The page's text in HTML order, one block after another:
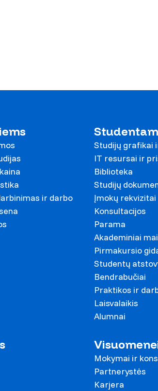
ir darbo
Studijų grafikai
IT resursai ir
Biblioteka
Studijų
Įmokų rekvizitai
Konsultacijos
Parama
Akademiniai
Pirmakursio
Studentų
Bendrabučiai
Praktikos ir
Laisvalaikis
Alumnai
Mokymai ir
Partnerystės
Karjera